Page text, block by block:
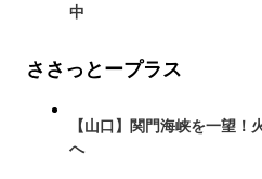
中
ささっとープラス
【山口】関門海峡を一望
へ